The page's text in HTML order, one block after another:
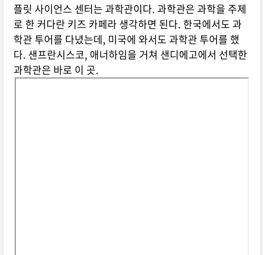
플릿 사이언스 센터는 과학관이다. 과학관은 과학을 주제
로 한 커다란 키즈 카페라 생각하면 된다. 한국에서도 과
학관 투어를 다녔는데, 미국에 와서도 과학관 투어를 했
다. 샌프란시스코, 애너하임을 거쳐 샌디에고에서 선택한
과학관은 바로 이 곳.